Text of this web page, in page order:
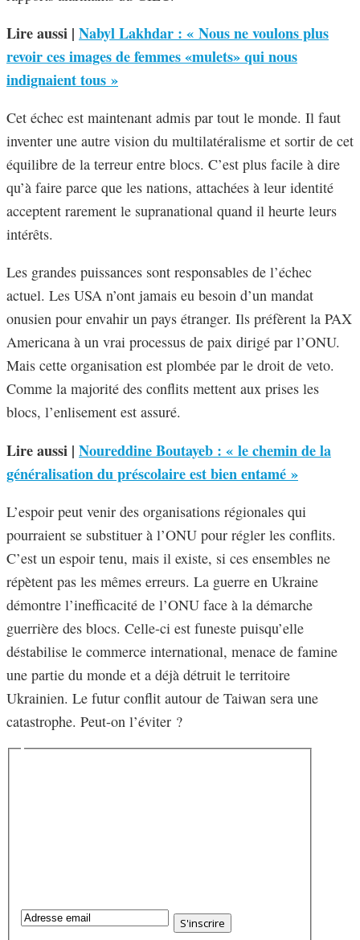
Lire aussi | Nabyl Lakhdar : « Nous ne voulons plus
revoir ces images de femmes «mulets» qui nous
indignaient tous »
Cet échec est maintenant admis par tout le monde. Il faut
inventer une autre vision du multilatéralisme et sortir de cet
équilibre de la terreur entre blocs. C’est plus facile à dire
qu’à faire parce que les nations, attachées à leur identité
acceptent rarement le supranational quand il heurte leurs
intérêts.
Les grandes puissances sont responsables de l’échec
actuel. Les USA n’ont jamais eu besoin d’un mandat
onusien pour envahir un pays étranger. Ils préfèrent la PAX
Americana à un vrai processus de paix dirigé par l’ONU.
Mais cette organisation est plombée par le droit de veto.
Comme la majorité des conflits mettent aux prises les
blocs, l’enlisement est assuré.
Lire aussi | Noureddine Boutayeb : « le chemin de la
généralisation du préscolaire est bien entamé »
L’espoir peut venir des organisations régionales qui
pourraient se substituer à l’ONU pour régler les conflits.
C’est un espoir tenu, mais il existe, si ces ensembles ne
répètent pas les mêmes erreurs. La guerre en Ukraine
démontre l’inefficacité de l’ONU face à la démarche
guerrière des blocs. Celle-ci est funeste puisqu’elle
déstabilise le commerce international, menace de famine
une partie du monde et a déjà détruit le territoire
Ukrainien. Le futur conflit autour de Taiwan sera une
catastrophe. Peut-on l’éviter ?